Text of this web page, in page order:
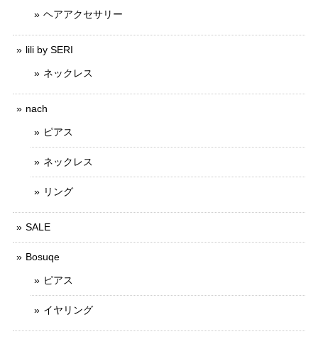
ヘアアクセサリー
lili by SERI
ネックレス
nach
ピアス
ネックレス
リング
SALE
Bosuqe
ピアス
イヤリング